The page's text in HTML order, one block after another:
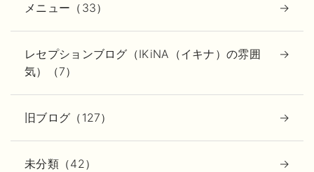
メニュー（33）
レセプションブログ（IKiNA（イキナ）の雰囲
気）（7）
旧ブログ（127）
未分類（42）